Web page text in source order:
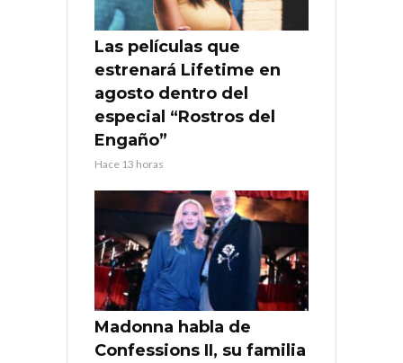
Las películas que
estrenará Lifetime en
agosto dentro del
especial “Rostros del
Engaño”
Hace 13 horas
Madonna habla de
Confessions II, su familia